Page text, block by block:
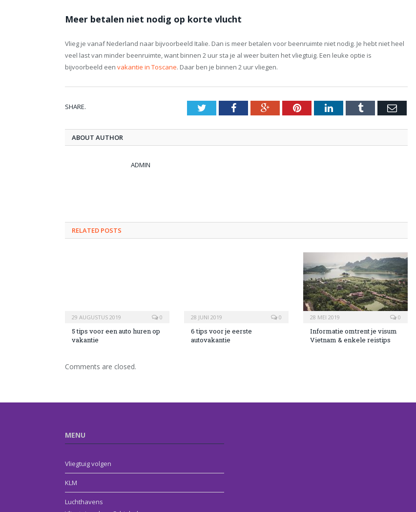
Meer betalen niet nodig op korte vlucht
Vlieg je vanaf Nederland naar bijvoorbeeld Italie. Dan is meer betalen voor beenruimte niet nodig. Je hebt niet heel
veel last van minder beenruimte, want binnen 2 uur sta je al weer buiten het vliegtuig. Een leuke optie is
bijvoorbeeld een vakantie in Toscane. Daar ben je binnen 2 uur vliegen.
SHARE. TwitterFacebookGoogle+PinterestLinkedInTumblr Email
ABOUT AUTHOR
ADMIN
RELATED POSTS
29 AUGUSTUS 2019 0
5 tips voor een auto huren op
vakantie
28 JUNI 2019 0
6 tips voor je eerste
autovakantie
28 MEI 2019 0
Informatie omtrent je visum
Vietnam & enkele reistips
Comments are closed.
MENU
Vliegtuig volgen
KLM
Luchthavens